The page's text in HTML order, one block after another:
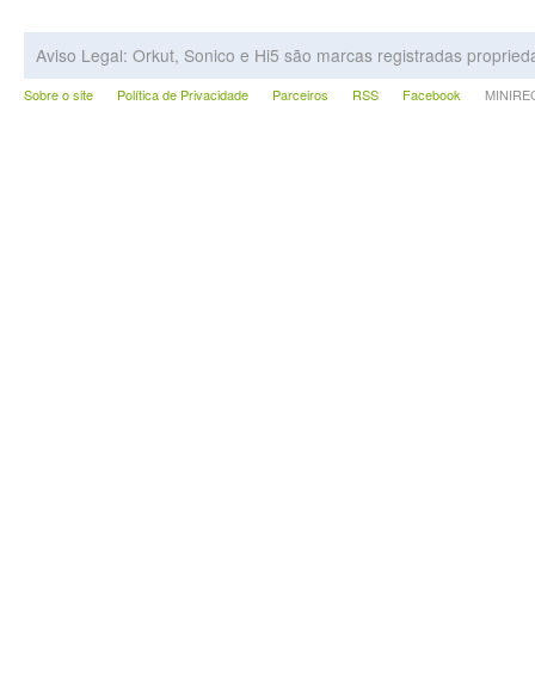
Aviso Legal: Orkut, Sonico e Hi5 são marcas registradas
Sobre o site Política de Privacidade Parceiros RSS Facebook